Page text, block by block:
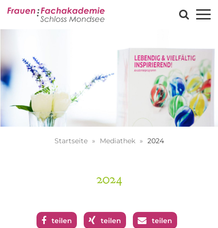
Startseite Mediathek 2024
2024
teilen teilen teilen